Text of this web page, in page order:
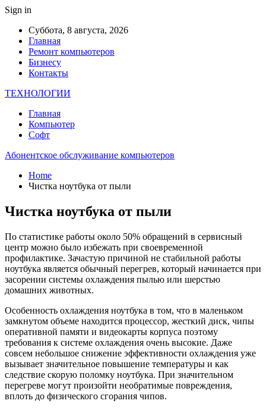
Sign in
Суббота, 8 августа, 2026
Главная
Ремонт компьютеров
Бизнесу
Контакты
ТЕХНОЛОГИИ
Главная
Компьютер
Софт
Абонентское обслуживание компьютеров
Home
Чистка ноутбука от пыли
Чистка ноутбука от пыли
По статистике работы около 50% обращений в сервисный
центр можно было избежать при своевременной
профилактике. Зачастую причиной не стабильной работы
ноутбука является обычный перегрев, который начинается при
засорении системы охлаждения пылью или шерстью
домашних животных.
Особенность охлаждения ноутбука в том, что в маленьком
замкнутом объеме находится процессор, жесткий диск, чипы
оперативной памяти и видеокарты корпуса поэтому
требования к системе охлаждения очень высокие. Даже
совсем небольшое снижение эффективности охлаждения уже
вызывает значительное повышение температуры и как
следствие скорую поломку ноутбука. При значительном
перегреве могут произойти необратимые повреждения,
вплоть до физического сгорания чипов.